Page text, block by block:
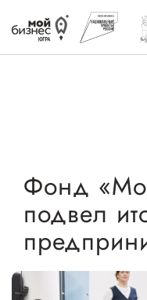
Быть в
Истории успеха
Мероприятия
Фонд
подвел